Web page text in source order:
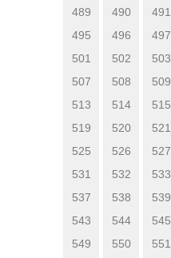
489 490 491
495
496 497
501
502 503
507
508 509
513
514 515
519
520 521
525
526 527
531
532 533
537
538 539
543
544 545
549
550 551